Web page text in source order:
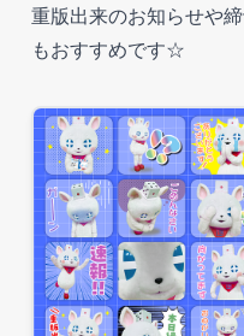
重版出来のお知らせや
もおすすめです☆